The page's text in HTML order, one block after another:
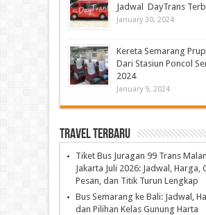
Jadwal DayTrans
January 30, 2024
Kereta Semarang
Dari Stasiun Poncol
2024
January 9, 2024
Travel Terbaru
Tiket Bus Juragan 99 Trans
Jakarta Juli 2026: Jadwal, Harga,
Pesan, dan Titik Turun Lengkap
Bus Semarang ke Bali: Jadwal,
dan Pilihan Kelas Gunung Harta